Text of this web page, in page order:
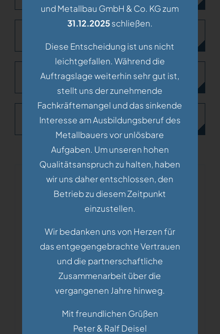
C
D
und Metallbau GmbH & Co. KG zum
31.12.2025schließen.
Diese Entscheidung ist uns nicht
leichtgefallen. Während die
Auftragslage weiterhin sehr gut ist,
stellt uns der zunehmende
Fachkräftemangel und das sinkende
Interesse am Ausbildungsberuf des
Metallbauers vor unlösbare
Aufgaben. Um unseren hohen
Qualitätsanspruch zu halten, haben
wir uns daher entschlossen, den
Betrieb zu diesem Zeitpunkt
einzustellen.
Wir bedanken uns von Herzen für
das entgegengebrachte Vertrauen
und die partnerschaftliche
Zusammenarbeit über die
vergangenen Jahre hinweg.
Mit freundlichen Grüßen
Peter & Ralf Deisel